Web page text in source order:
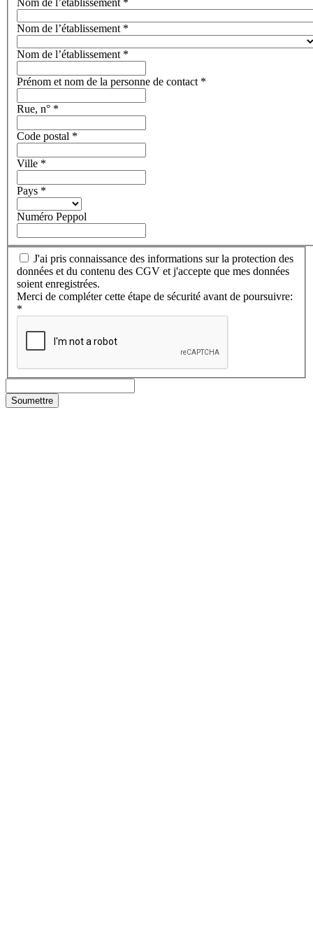
Nom de l’établissement *
Nom de l’établissement *
Prénom et nom de la personne de contact *
Rue, n° *
Code postal *
Ville *
Pays *
Numéro Peppol
J'ai pris connaissance des informations sur la protection des
données et du contenu des CGV et j'accepte que mes données
soient enregistrées.
Merci de compléter cette étape de sécurité avant de poursuivre:
*